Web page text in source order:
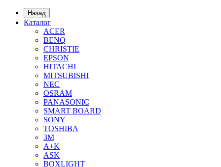
Назад
Каталог
ACER
BENQ
CHRISTIE
EPSON
HITACHI
MITSUBISHI
NEC
OSRAM
PANASONIC
SMART BOARD
SONY
TOSHIBA
3М
A+K
ASK
BOXLIGHT